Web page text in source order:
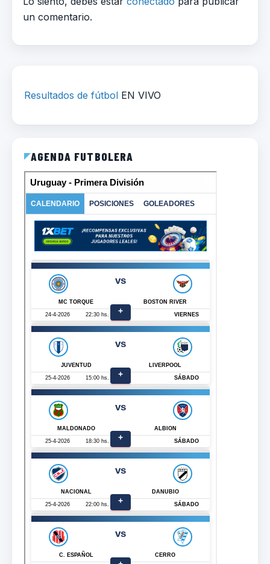
un comentario.
Resultados de fútbol EN VIVO
AGENDA FUTBOLERA